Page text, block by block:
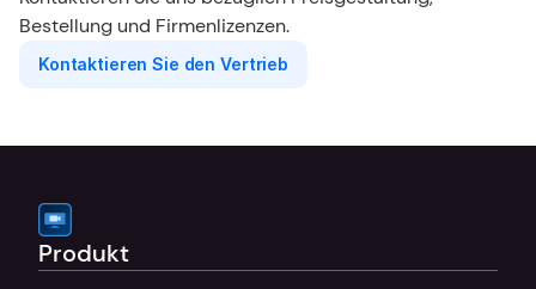
Bestellung und Firmenlizenzen.
Kontaktieren Sie den Vertrieb
Produkt